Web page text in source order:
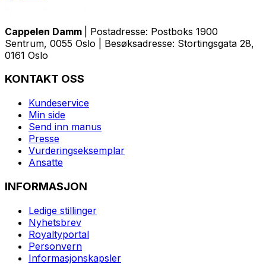
Cappelen Damm
| Postadresse: Postboks 1900
Sentrum, 0055 Oslo | Besøksadresse: Stortingsgata 28,
0161 Oslo
KONTAKT OSS
Kundeservice
Min side
Send inn manus
Presse
Vurderingseksemplar
Ansatte
INFORMASJON
Ledige stillinger
Nyhetsbrev
Royaltyportal
Personvern
Informasjonskapsler